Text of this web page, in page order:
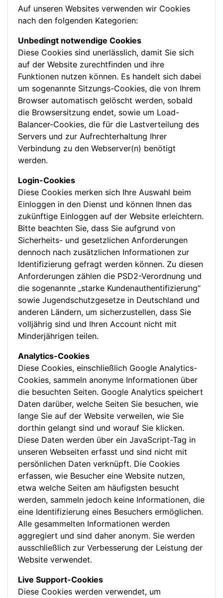
Auf unseren Websites verwenden wir Cookies
nach den folgenden Kategorien:
Unbedingt notwendige Cookies
Diese Cookies sind unerlässlich, damit Sie sich
auf der Website zurechtfinden und ihre
Funktionen nutzen können. Es handelt sich dabei
um sogenannte Sitzungs-Cookies, die von Ihrem
Browser automatisch gelöscht werden, sobald
die Browsersitzung endet, sowie um Load-
Balancer-Cookies, die für die Lastverteilung des
Servers und zur Aufrechterhaltung Ihrer
Verbindung zu den Webserver(n) benötigt
werden.
Login-Cookies
Diese Cookies merken sich Ihre Auswahl beim
Einloggen in den Dienst und können Ihnen das
zukünftige Einloggen auf der Website erleichtern.
Bitte beachten Sie, dass Sie aufgrund von
Sicherheits- und gesetzlichen Anforderungen
dennoch nach zusätzlichen Informationen zur
Identifizierung gefragt werden können. Zu diesen
Anforderungen zählen die PSD2-Verordnung und
die sogenannte „starke Kundenauthentifizierung“
sowie Jugendschutzgesetze in Deutschland und
anderen Ländern, um sicherzustellen, dass Sie
volljährig sind und Ihren Account nicht mit
Minderjährigen teilen.
Analytics-Cookies
Diese Cookies, einschließlich Google Analytics-
Cookies, sammeln anonyme Informationen über
die besuchten Seiten. Google Analytics speichert
Daten darüber, welche Seiten Sie besuchen, wie
lange Sie auf der Website verweilen, wie Sie
dorthin gelangt sind und worauf Sie klicken.
Diese Daten werden über ein JavaScript-Tag in
unseren Webseiten erfasst und sind nicht mit
persönlichen Daten verknüpft. Die Cookies
erfassen, wie Besucher eine Website nutzen,
etwa welche Seiten am häufigsten besucht
werden, sammeln jedoch keine Informationen, die
eine Identifizierung eines Besuchers ermöglichen.
Alle gesammelten Informationen werden
aggregiert und sind daher anonym. Sie werden
ausschließlich zur Verbesserung der Leistung der
Website verwendet.
Live Support-Cookies
Diese Cookies werden verwendet, um